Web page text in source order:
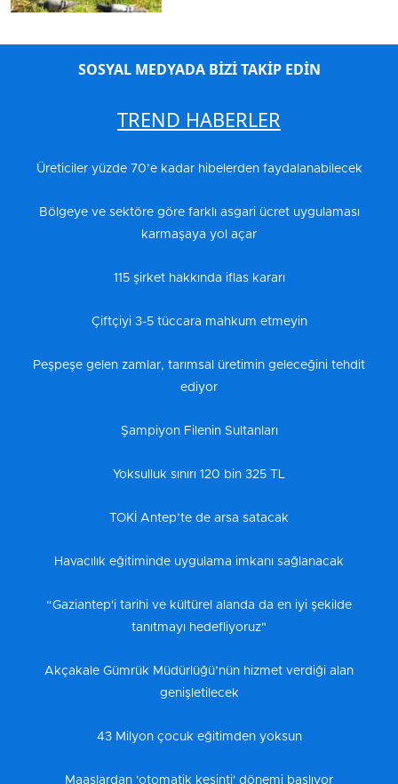
SOSYAL MEDYADA BİZİ TAKİP EDİN
TREND HABERLER
Üreticiler yüzde 70’e kadar hibelerden faydalanabilecek
Bölgeye ve sektöre göre farklı asgari ücret uygulaması
karmaşaya yol açar
115 şirket hakkında iflas kararı
Çiftçiyi 3-5 tüccara mahkum etmeyin
Peşpeşe gelen zamlar, tarımsal üretimin geleceğini tehdit
ediyor
Şampiyon Filenin Sultanları
Yoksulluk sınırı 120 bin 325 TL
TOKİ Antep’te de arsa satacak
Havacılık eğitiminde uygulama imkanı sağlanacak
“Gaziantep'i tarihi ve kültürel alanda da en iyi şekilde
tanıtmayı hedefliyoruz"
Akçakale Gümrük Müdürlüğü’nün hizmet verdiği alan
genişletilecek
43 Milyon çocuk eğitimden yoksun
Maaşlardan 'otomatik kesinti' dönemi başlıyor